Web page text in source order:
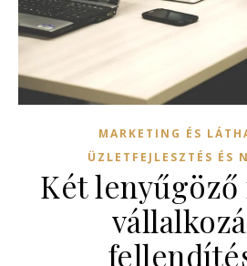
MARKETING ÉS
ÜZLETFEJLESZTÉS ÉS
Két